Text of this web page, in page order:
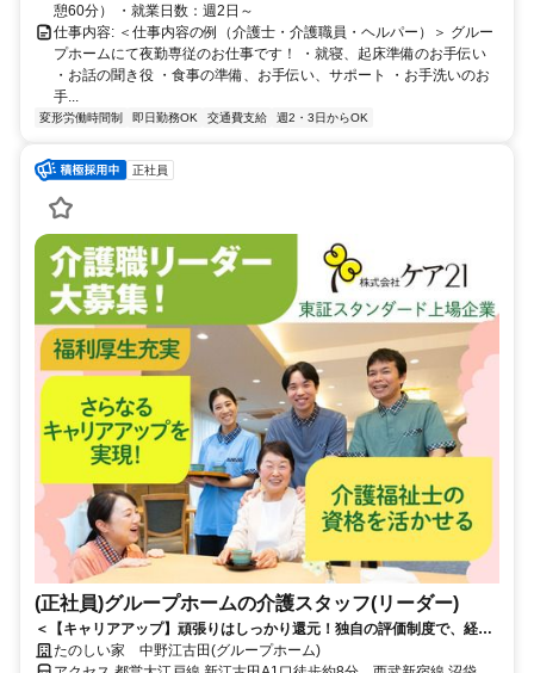
憩60分） ・就業日数：週2日～
仕事内容: ＜仕事内容の例（介護士・介護職員・ヘルパー）＞ グルー
プホームにて夜勤専従のお仕事です！ ・就寝、起床準備のお手伝い
・お話の聞き役 ・食事の準備、お手伝い、サポート ・お手洗いのお
手...
変形労働時間制 即日勤務OK 交通費支給 週2・3日からOK
正社員
(正社員)グループホームの介護スタッフ(リーダー)
＜【キャリアアップ】頑張りはしっかり還元！独自の評価制度で、経験
年数に関わらず給与UPが可能◎＞経験を次のステージへ。リーダーとし
たのしい家 中野江古田(グループホーム)